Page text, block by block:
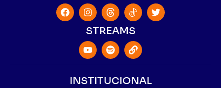
STREAMS
INSTITUCIONAL